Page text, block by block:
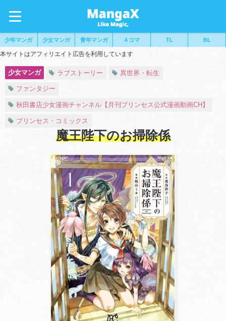
少年マンガ 少女マンガ 青年マンガ ４コマ TL BL
本サイトはアフィリエイト広告を利用しています
少女マンガ ラブストーリー 異世界・転生
ファンタジー
秋田書店少女漫画チャンネル【月刊プリンセス公式漫画動画CH】
プリンセス・コミックス
魔王陛下のお掃除係